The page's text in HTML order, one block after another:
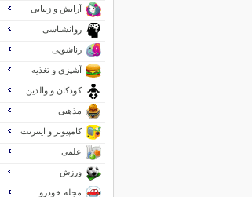
آرایش و زیبایی
روانشناسی
زناشویی
آشپزی و تغذیه
کودکان و والدین
مذهبی
کامپیوتر و اینترنت
علمی
ورزش
مجله خودرو